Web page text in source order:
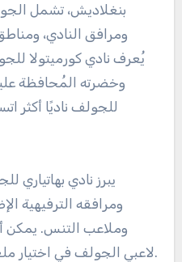
بنغلاديش، تشمل
ومرافق النادي،
يُعرف نادي كورميتولا
وخضرته المُحافظة
للجولف ناديًا أكثر
يبرز نادي بهاتياري
ومرافقه الترفيهية
وملاعب التنس. يمكن
لاعبي الجولف في اختيار ملعب يلبي احتياجاتهم الخاصة.